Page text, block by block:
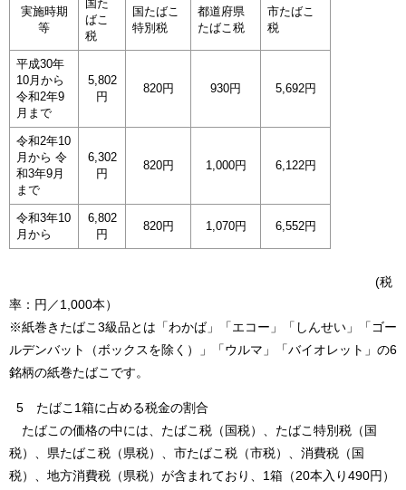
実施時期
等
国た
ばこ
税
国たばこ
特別税
都道府県
たばこ税
市たばこ
税
平成30年
10月から
令和2年9
月まで
5,802
円
820円 930円 5,692円
令和2年10
月から 令
和3年9月
まで
6,302
円
820円 1,000円 6,122円
令和3年10
月から
6,802
円
820円 1,070円 6,552円
(税
率：円／1,000本）
※紙巻きたばこ3級品とは「わかば」「エコー」「しんせい」「ゴー
ルデンバット（ボックスを除く）」「ウルマ」「バイオレット」の6
銘柄の紙巻たばこです。
5 たばこ1箱に占める税金の割合
たばこの価格の中には、たばこ税（国税）、たばこ特別税（国
税）、県たばこ税（県税）、市たばこ税（市税）、消費税（国
税）、地方消費税（県税）が含まれており、1箱（20本入り490円）